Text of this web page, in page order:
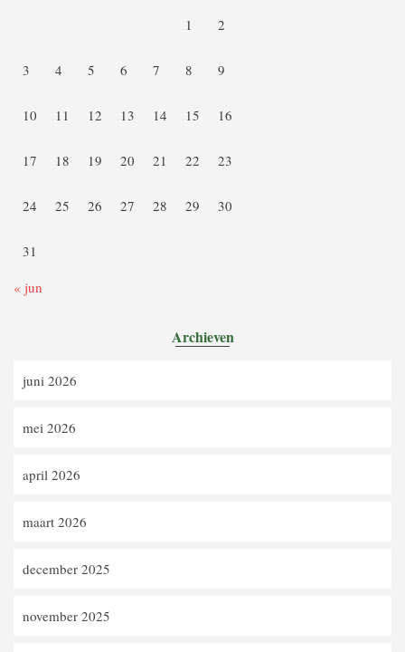
1 2
3 4 5 6 7 8 9
10 11 12 13 14 15 16
17 18 19 20 21 22 23
24 25 26 27 28 29 30
31
« jun
Archieven
juni 2026
mei 2026
april 2026
maart 2026
december 2025
november 2025